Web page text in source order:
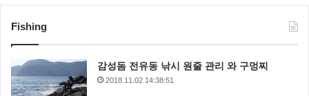
Fishing
감성돔 전유동 낚시 원줄 관리 와 구멍찌
2018.11.02 14:38:51